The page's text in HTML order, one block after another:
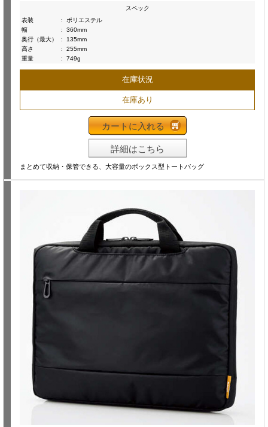
スペック
表装
:
ポリエステル
幅
:
360mm
奥行（最大）
:
135mm
高さ
:
255mm
重量
: 749g
在庫状況
在庫あり
カートに入れる
詳細はこちら
まとめて収納・保管できる、大容量のボックス型トートバッグ